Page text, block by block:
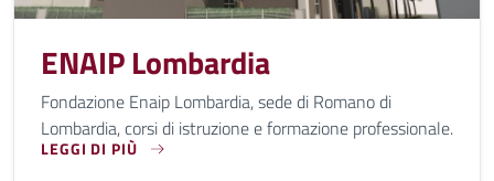
ENAIP Lombardia
Fondazione Enaip Lombardia, sede di Romano di
Lombardia, corsi di istruzione e formazione professionale.
LEGGI DI PIÙ
FONDAZIONE ENAIP LOMBARDIA, SEDE DI ROMANO DI